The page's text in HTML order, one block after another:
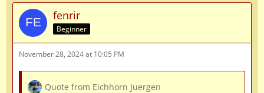
fenrir
Beginner
November 28, 2024 at 10:05 PM
Quote from Eichhorn Juergen